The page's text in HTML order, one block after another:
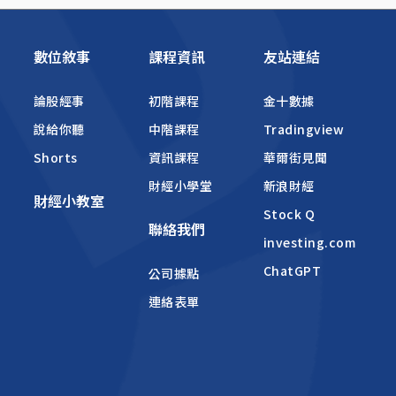
數位敘事
論股經事
說給你聽
Shorts
財經小教室
課程資訊
初階課程
中階課程
資訊課程
財經小學堂
聯絡我們
公司據點
連絡表單
友站連結
金十數據
Tradingview
華爾街見聞
新浪財經
Stock Q
investing.com
ChatGPT